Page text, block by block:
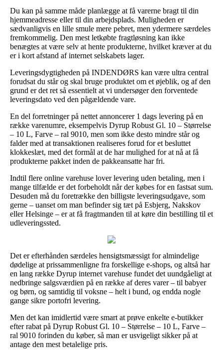
Du kan på samme måde planlægge at få varerne bragt til din
hjemmeadresse eller til din arbejdsplads. Muligheden er
sædvanligvis en lille smule mere pebret, men ydermere særdeles
fremkommelig. Den mest letkøbte fragtløsning kan ikke
benægtes at være selv at hente produkterne, hvilket kræver at du
er i kort afstand af internet selskabets lager.
Leveringsdygtigheden på INDENDØRS kan være ultra central
forudsat du står og skal bruge produktet om et øjeblik, og af den
grund er det ret så essentielt at vi undersøger den forventede
leveringsdato ved den pågældende vare.
En del forretninger på nettet annoncerer 1 dags levering på en
række varenumre, eksempelvis Dyrup Robust Gl. 10 – Størrelse
– 10 L, Farve – ral 9010, men som ikke desto mindre står og
falder med at transaktionen realiseres forud for et besluttet
klokkeslæt, med det formål at de har mulighed for at nå at få
produkterne pakket inden de pakkeansatte har fri.
Indtil flere online varehuse lover levering uden betaling, men i
mange tilfælde er det forbeholdt når der købes for en fastsat sum.
Desuden må du foretrække den billigste leveringsudgave, som
gerne – uanset om man befinder sig tæt på Esbjerg, Nakskov
eller Helsinge – er at få fragtmanden til at køre din bestilling til et
udleveringssted.
Det er efterhånden særdeles hensigtsmæssigt for almindelige
dødelige at prissammenligne fra forskellige e-shops, og altså har
en lang række Dyrup internet varehuse fundet det uundgåeligt at
nedbringe salgsværdien på en række af deres varer – til babyer
og børn, og samtidig til voksne – helt i bund, og endda nogle
gange sikre portofri levering.
Men det kan imidlertid være smart at prøve enkelte e-butikker
efter rabat på Dyrup Robust Gl. 10 – Størrelse – 10 L, Farve –
ral 9010 forinden du køber, så man er usvigeligt sikker på at
antage den mest betalelige pris.